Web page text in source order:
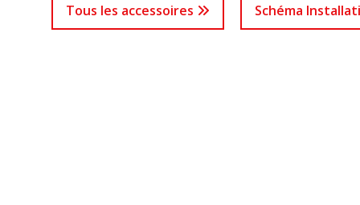
Tous les accessoires Schéma